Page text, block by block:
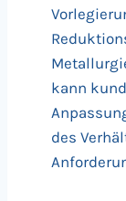
kann
des